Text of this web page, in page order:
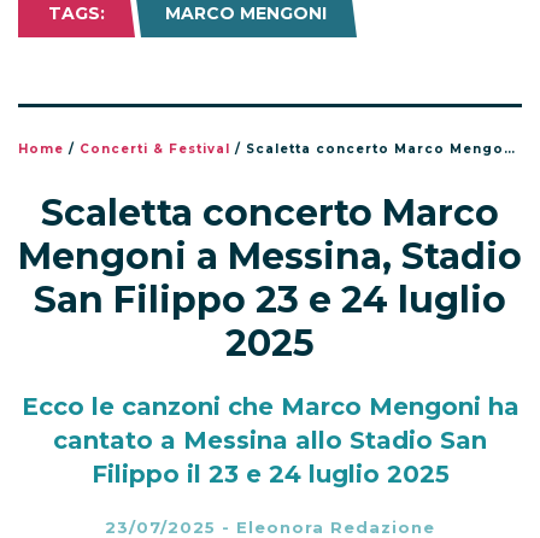
TAGS: MARCO MENGONI
Home / Concerti & Festival / Scaletta concerto Marco Mengoni a Messina, Stadio San Filippo 23 e 24 luglio 2025
Scaletta concerto Marco
Mengoni a Messina, Stadio
San Filippo 23 e 24 luglio
2025
Ecco le canzoni che Marco Mengoni ha
cantato a Messina allo Stadio San
Filippo il 23 e 24 luglio 2025
23/07/2025 - Eleonora Redazione